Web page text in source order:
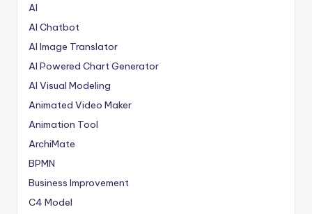
AI
AI Chatbot
AI Image Translator
AI Powered Chart Generator
AI Visual Modeling
Animated Video Maker
Animation Tool
ArchiMate
BPMN
Business Improvement
C4 Model